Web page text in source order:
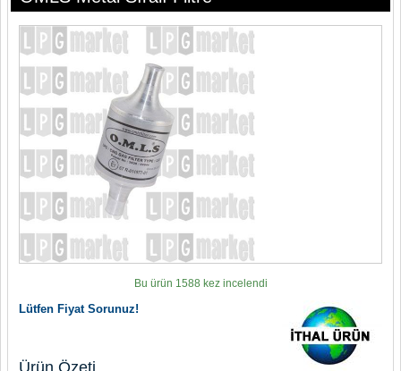
Bu ürün 1588 kez incelendi
Lütfen Fiyat Sorunuz!
Ürün Özeti